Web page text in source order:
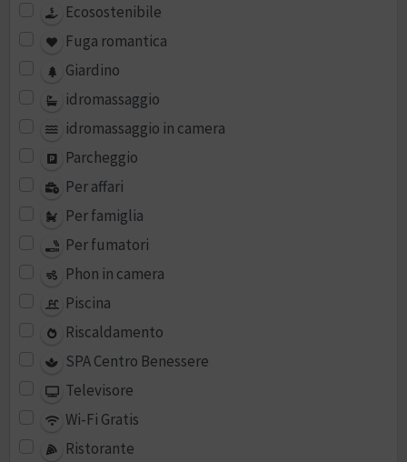
Ecosostenibile
Fuga romantica
Giardino
idromassaggio
idromassaggio in camera
Parcheggio
Per affari
Per famiglia
Per fumatori
Phon in camera
Piscina
Riscaldamento
SPA Centro Benessere
Televisore
Wi-Fi Gratis
Ristorante